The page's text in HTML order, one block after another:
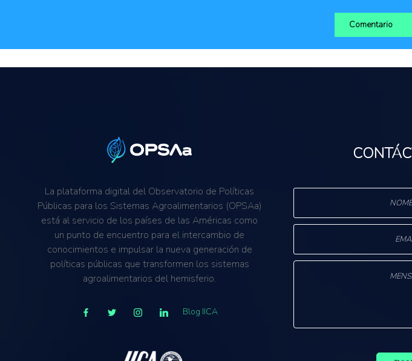
Comentario
La plataforma digital del Observatorio de Políticas
Públicas para los Sistemas Agroalimentarios (OPSAa)
está al servicio de los países de las Américas como
un punto de encuentro para el intercambio de
conocimientos e impulsar la nueva generación de
políticas públicas que transformen los sistemas
agroalimentarios del hemisferio.
Blog IICA